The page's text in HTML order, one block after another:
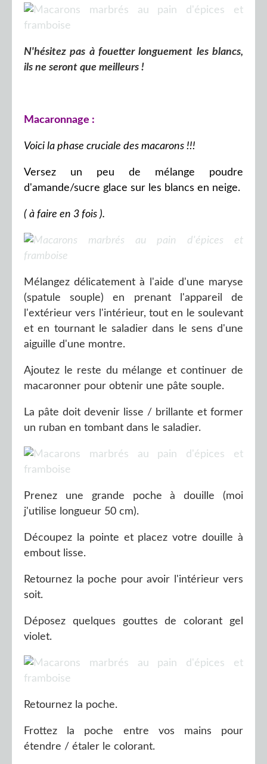
N'hésitez pas à fouetter longuement les blancs,
ils ne seront que meilleurs !
Macaronnage :
Voici la phase cruciale des macarons !!!
Versez un peu de mélange poudre
d'amande/sucre glace sur les blancs en neige.
( à faire en 3 fois ).
Mélangez délicatement à l'aide d'une maryse
(spatule souple) en prenant l'appareil de
l'extérieur vers l'intérieur, tout en le soulevant
et en tournant le saladier dans le sens d'une
aiguille d'une montre.
Ajoutez le reste du mélange et continuer de
macaronner pour obtenir une pâte souple.
La pâte doit devenir lisse / brillante et former
un ruban en tombant dans le saladier.
Prenez une grande poche à douille (moi
j'utilise longueur 50 cm).
Découpez la pointe et placez votre douille à
embout lisse.
Retournez la poche pour avoir l'intérieur vers
soit.
Déposez quelques gouttes de colorant gel
violet.
Retournez la poche.
Frottez la poche entre vos mains pour
étendre / étaler le colorant.